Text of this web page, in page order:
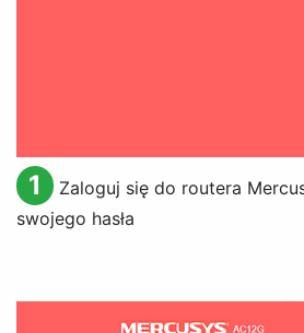
1
Zaloguj się do routera
swojego hasła